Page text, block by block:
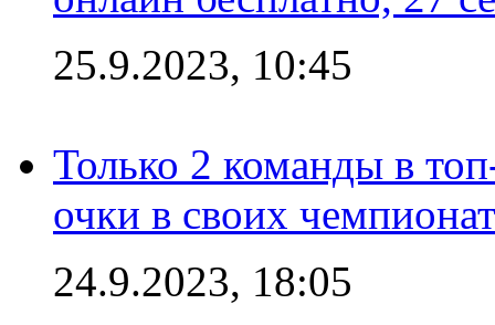
25.9.2023, 10:45
Только 2 команды в
очки в своих
24.9.2023, 18:05